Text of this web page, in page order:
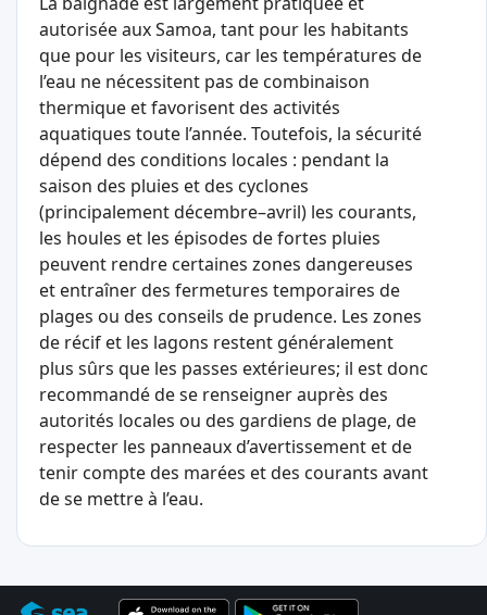
autorisée aux Samoa, tant pour les habitants
que pour les visiteurs, car les températures de
l’eau ne nécessitent pas de combinaison
thermique et favorisent des activités
aquatiques toute l’année. Toutefois, la sécurité
dépend des conditions locales : pendant la
saison des pluies et des cyclones
(principalement décembre–avril) les courants,
les houles et les épisodes de fortes pluies
peuvent rendre certaines zones dangereuses
et entraîner des fermetures temporaires de
plages ou des conseils de prudence. Les zones
de récif et les lagons restent généralement
plus sûrs que les passes extérieures; il est donc
recommandé de se renseigner auprès des
autorités locales ou des gardiens de plage, de
respecter les panneaux d’avertissement et de
tenir compte des marées et des courants avant
de se mettre à l’eau.